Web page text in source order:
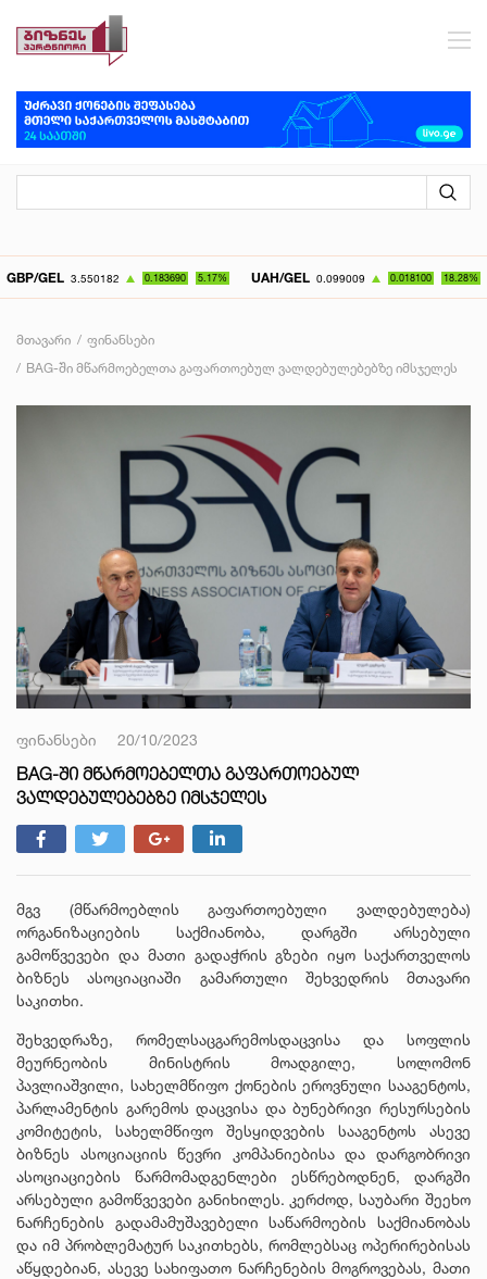
3.550182 0.183690 5.17% UAH/GEL 0.099009 0.018100 18.28%
მთავარი
ფინანსები
BAG-ში მწარმოებელთა გაფართოებულ ვალდებულებებზე იმსჯელეს
ფინანსები 20/10/2023
BAG-ᲨᲘ ᲛᲬᲐᲠᲛᲝᲔᲑᲔᲚᲗᲐ ᲒᲐᲤᲐᲠᲗᲝᲔᲑᲣᲚ
ᲕᲐᲚᲓᲔᲑᲣᲚᲔᲑᲔᲑᲖᲔ ᲘᲛᲡᲯᲔᲚᲔᲡ
მგვ (მწარმოებლის გაფართოებული ვალდებულება)
ორგანიზაციების საქმიანობა, დარგში არსებული
გამოწვევები და მათი გადაჭრის გზები იყო საქართველოს
ბიზნეს ასოციაციაში გამართული შეხვედრის მთავარი
საკითხი.
შეხვედრაზე, რომელსაცგარემოსდაცვისა და სოფლის
მეურნეობის მინისტრის მოადგილე, სოლომონ
პავლიაშვილი, სახელმწიფო ქონების ეროვნული სააგენტოს,
პარლამენტის გარემოს დაცვისა და ბუნებრივი რესურსების
კომიტეტის, სახელმწიფო შესყიდვების სააგენტოს ასევე
ბიზნეს ასოციაციის წევრი კომპანიებისა და დარგობრივი
ასოციაციების წარმომადგენლები ესწრებოდნენ, დარგში
არსებული გამოწვევები განიხილეს. კერძოდ, საუბარი შეეხო
ნარჩენების გადამამუშავებელი საწარმოების საქმიანობას
და იმ პრობლემატურ საკითხებს, რომლებსაც ოპერირებისას
აწყდებიან, ასევე სახიფათო ნარჩენების მოგროვებას, მათი